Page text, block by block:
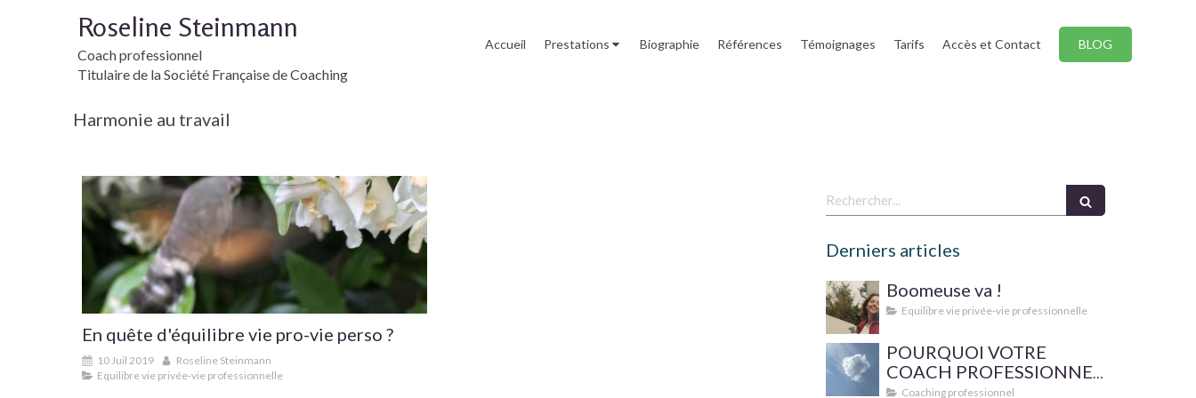
Accueil Prestations Biographie Références Témoignages Tarifs Accès et Contact BLOG
Roseline Steinmann
Coach professionnel
Titulaire de la Société Française de Coaching
Harmonie au travail
En quête d'équilibre vie pro-vie perso ?
10 Juil 2019
Roseline Steinmann
Equilibre vie privée-vie professionnelle
Rechercher
Derniers articles
Boomeuse va !
Equilibre vie privée-vie professionnelle
POURQUOI VOTRE
COACH PROFESSIONNEL
FAIT-IL SUPERVISER SA
Coaching professionnel